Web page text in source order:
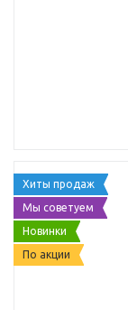
Хиты продаж
Мы советуем
Новинки
По акции